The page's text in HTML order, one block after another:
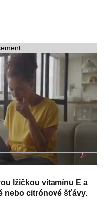
lžičkou vitamínu E a
nebo citrónové šťávy.